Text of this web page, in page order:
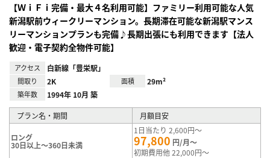
【ＷｉＦｉ完備・最大４名利用可能】ファミリー利用可能な人気
新潟駅前ウィークリーマンション。長期滞在可能な新潟駅マンス
リーマンションプランも完備♪長期出張にも利用できます【法人
歓迎・電子契約全物件可能】
アクセス 白新線「豊栄駅」
間取り 2K 面積 29m²
築年数 1994年 10月 築
プラン名・期間 月額目安
ロング
30日以上～360日未満
1日当たり 2,600円～
97,800 円/月～
初期費用他 22,000円～